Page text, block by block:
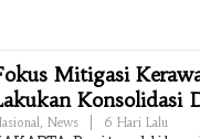
Mitigasi
Konsolidasi
News 6 Hari Lalu